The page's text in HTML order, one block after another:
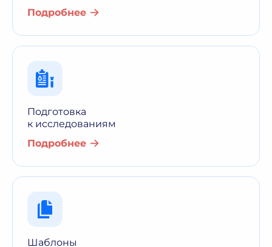
Подробнее
Подготовка
к исследованиям
Подробнее
Шаблоны